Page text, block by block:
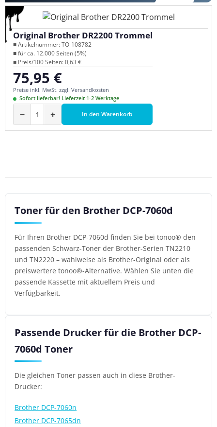
Original Brother DR2200 Trommel
■ Artikelnummer: TO-108782
■ für ca. 12.000 Seiten (5%)
■ Preis/100 Seiten: 0,63 €
Regulärer Preis:
75,95 €
Preise inkl. MwSt. zzgl. Versandkosten
Sofort lieferbar! Lieferzeit 1-2 Werktage
− + In den Warenkorb
Toner für den Brother DCP-7060d
Für Ihren Brother DCP-7060d finden Sie bei tonoo® den
passenden Schwarz-Toner der Brother-Serien TN2210
und TN2220 – wahlweise als Brother-Original oder als
preiswertere tonoo®-Alternative. Wählen Sie unten die
passende Kassette mit aktuellem Preis und
Verfügbarkeit.
Passende Drucker für die Brother DCP-
7060d Toner
Die gleichen Toner passen auch in diese Brother-
Drucker:
Brother DCP-7060n
Brother DCP-7065dn